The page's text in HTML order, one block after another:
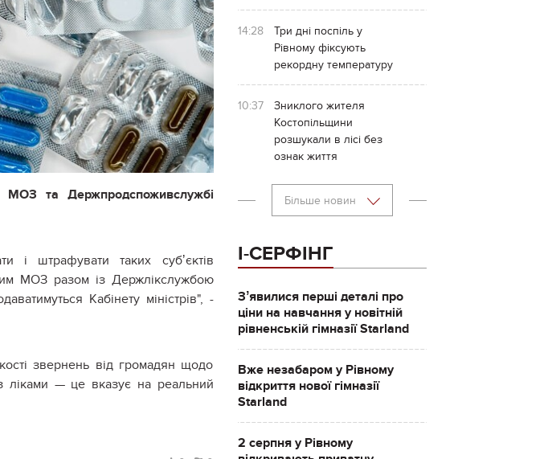
МОЗ та Держпродспоживслужбі
і штрафувати таких субʼєктів
МОЗ разом із Держлікслужбою
Кабінету міністрів", -
звернень від громадян щодо
ліками — це вказує на реальний
14:28
Три дні поспіль у
Рівному фіксують
рекордну температуру
10:37
Зниклого жителя
Костопільщини
розшукали в лісі без
ознак життя
Більше новин
І-СЕРФІНГ
Зʼявилися перші деталі про
ціни на навчання у новітній
рівненській гімназії Starland
Вже незабаром у Рівному
відкриття нової гімназії
Starland
2 серпня у Рівному